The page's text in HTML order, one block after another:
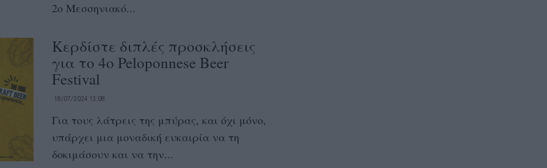
2ο Μεσσηνιακό...
Κερδίστε διπλές προσκλήσεις
για το 4ο Peloponnese Beer
Festival
18/07/2024 13:08
Για τους λάτρεις της μπύρας, και όχι μόνο,
υπάρχει μια μοναδική ευκαιρία να τη
δοκιμάσουν και να την...